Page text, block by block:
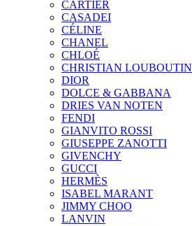
CARTIER
CASADEI
CÉLINE
CHANEL
CHLOÉ
CHRISTIAN LOUBOUTIN
DIOR
DOLCE & GABBANA
DRIES VAN NOTEN
FENDI
GIANVITO ROSSI
GIUSEPPE ZANOTTI
GIVENCHY
GUCCI
HERMÈS
ISABEL MARANT
JIMMY CHOO
LANVIN